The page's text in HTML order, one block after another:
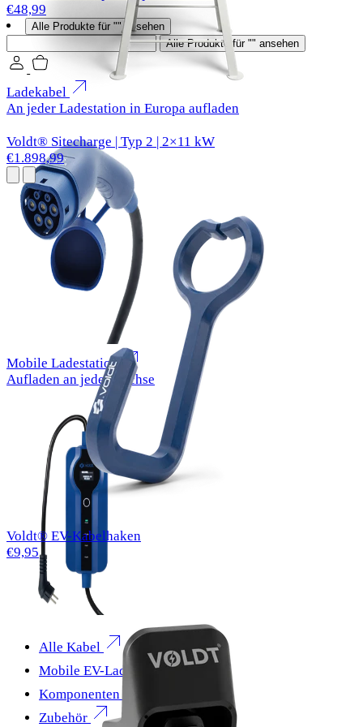
€48,99
Alle Produkte für "" ansehen
Alle Produkte für "" ansehen
Ladekabel
An jeder Ladestation in Europa aufladen
Mobile Ladestation
Aufladen an jeder Buchse
Alle Kabel
Mobile EV-Ladegeräte
Komponenten
Zubehör
Voldt® Sitecharge | Typ 2 | 2×11 kW
€1.898,99
Voldt® EV-Kabelhaken
€9,95